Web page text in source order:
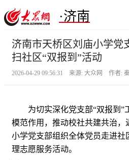
·济南
济南市天桥区刘庙小学党
扫社区“双报到”活动
2026-04-29 09:56:31 来源: 大众网 作者:
为切实深化党支部“双报到”
模范作用，推动校社共建共治，
小学党支部组织全体党员走进社
理志愿服务活动。